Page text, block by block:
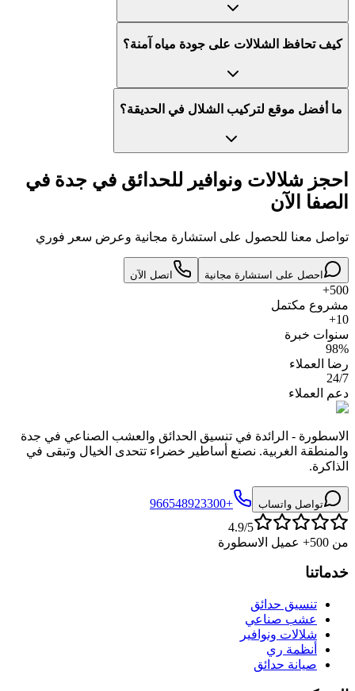
كيف تحافظ الشلالات على جودة مياه آمنة؟
ما أفضل موقع لتركيب الشلال في الحديقة؟
احجز شلالات ونوافير للحدائق في جدة في
الصفا الآن
تواصل معنا للحصول على استشارة مجانية وعرض سعر فوري
احصل على استشارة مجانية اتصل الآن
500+
مشروع مكتمل
10+
سنوات خبرة
98%
رضا العملاء
24/7
دعم العملاء
الاسطورة - الرائدة في تنسيق الحدائق والعشب الصناعي في جدة
والمنطقة الغربية. نصنع أساطير خضراء تتحدى الخيال وتبقى في
الذاكرة.
تواصل واتساب
+966548923300
4.9/5
من 500+ عميل الاسطورة
خدماتنا
تنسيق حدائق
عشب صناعي
شلالات ونوافير
أنظمة ري
صيانة حدائق